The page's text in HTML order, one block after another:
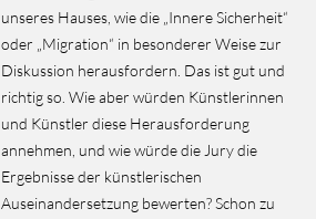
unseres Hauses, wie die „Innere Sicherheit“
oder „Migration“ in besonderer Weise zur
Diskussion herausfordern. Das ist gut und
richtig so. Wie aber würden Künstlerinnen
und Künstler diese Herausforderung
annehmen, und wie würde die Jury die
Ergebnisse der künstlerischen
Auseinandersetzung bewerten? Schon zu